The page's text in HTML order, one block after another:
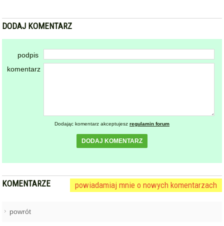
DODAJ KOMENTARZ
podpis
komentarz
Dodając komentarz akceptujesz regulamin forum
DODAJ KOMENTARZ
KOMENTARZE powiadamiaj mnie o nowych komentarzach
powrót